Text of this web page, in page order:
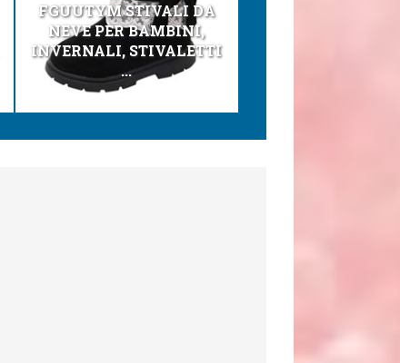
FGUUTYM STIVALI DA
NEVE PER BAMBINI,
INVERNALI, STIVALETTI
...